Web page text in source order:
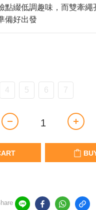
點綴低調趣味，而雙牽繩
備好出發
4 5 6 7